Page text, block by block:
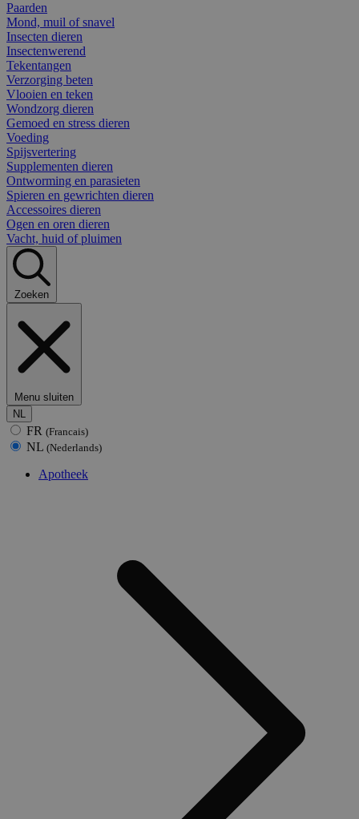
Paarden
Mond, muil of snavel
Insecten dieren
Insectenwerend
Tekentangen
Verzorging beten
Vlooien en teken
Wondzorg dieren
Gemoed en stress dieren
Voeding
Spijsvertering
Supplementen dieren
Ontworming en parasieten
Spieren en gewrichten dieren
Accessoires dieren
Ogen en oren dieren
Vacht, huid of pluimen
Zoeken
Menu sluiten
NL
FR (Francais)
NL (Nederlands)
Apotheek